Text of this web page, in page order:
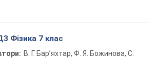
Фізика 7 клас
В. Г. Бар’яхтар, Ф. Я. Божинова, С.